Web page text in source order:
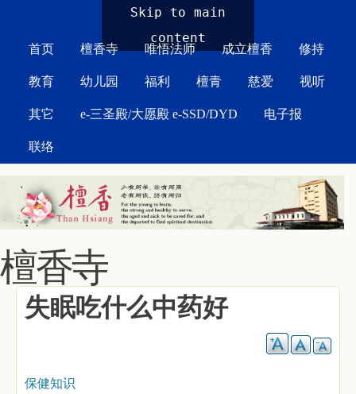
Skip to main
content
首页 檀香寺 唯悟法师 成立檀香 修持
教育 幼儿园 福利 檀青 慈爱 视听
其它 e-三圣殿/大愿殿 e-SSD/DYD 电子报
联络
檀香寺
失眠吃什么中药好
保健知识